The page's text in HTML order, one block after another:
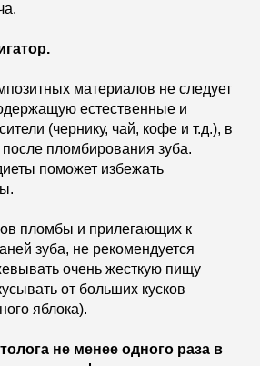
материалов не следует
естественные и
(чернику, чай, кофе и т.д.), в
после пломбирования зуба.
поможет избежать
пломбы и прилегающих к
зуба, не рекомендуется
очень жесткую пищу
от больших кусков
яблока).
не менее одного раза в